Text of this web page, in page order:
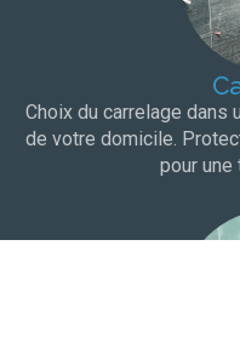
Choix du carrelage
de votre domicile.
pour une